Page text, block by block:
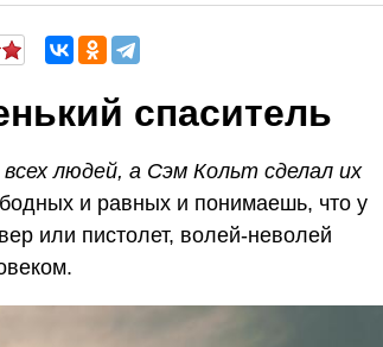
спаситель
людей, а Сэм Кольт сделал их
и равных и понимаешь, что у
или пистолет, волей-неволей